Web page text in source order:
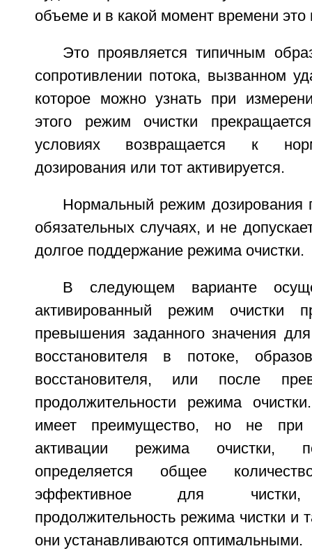
объеме и в какой момент времени это
Это проявляется типичным
сопротивлении потока, вызванном
которое можно узнать при
этого режим очистки
условиях возвращается к
дозирования или тот активируется.
Нормальный режим дозирования
обязательных случаях, и не
долгое поддержание режима очистки.
В следующем варианте
активированный режим очистки
превышения заданного значения
восстановителя в потоке,
восстановителя, или после
продолжительности режима
имеет преимущество, но не при
активации режима очистки,
определяется общее
эффективное для чистки,
продолжительность режима чистки и
они устанавливаются оптимальными.